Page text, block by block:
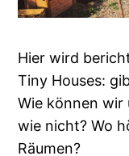
Hier wird
Tiny Houses:
Wie können wir
wie nicht? Wo
Räumen?